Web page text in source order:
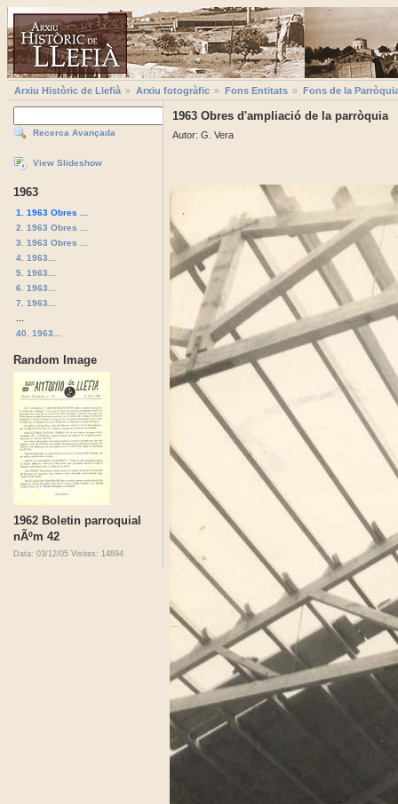
Arxiu Històric de Llefià Arxiu fotogràfic Fons Entitats Fons de la
Recerca Avançada
View Slideshow
1963
1. 1963 Obres ...
2. 1963 Obres ...
3. 1963 Obres ...
4. 1963...
5. 1963...
6. 1963...
7. 1963...
40. 1963...
Random Image
1962 Boletin parroquial
nÃºm 42
Data: 03/12/05 Visites: 14894
1963 Obres d'ampliació de la parròquia
Autor: G. Vera